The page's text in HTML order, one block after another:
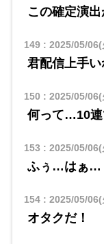
この確定演
149: 2025/05/
君配信上手い
150 : 2025/05/
何って…10連
153 : 2025/05/
ふぅ…はぁ…
154: 2025/05/
オタクだ！